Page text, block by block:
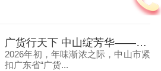
广货行天下 中山绽芳华——大牌镜业以 “中山智造” 赋能广货出海
2026年初，年味渐浓之际，中山市紧
扣广东省“广货...